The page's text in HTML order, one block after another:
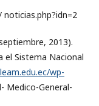
2013).
el Sistema Nacional
wp-
Medico-General-